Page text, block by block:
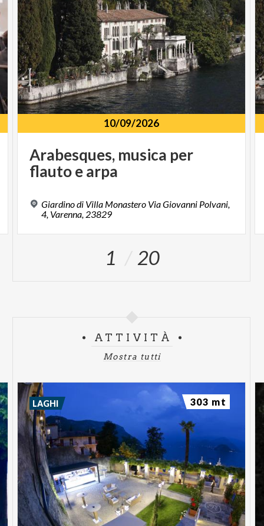
10/09/2026
Arabesques, musica per
flautoearpa
Giardino di Villa Monastero Via Giovanni Polvani,
4, Varenna, 23829
1 20
ATTIVITÀ
Mostra tutti
LAGHI 303 mt